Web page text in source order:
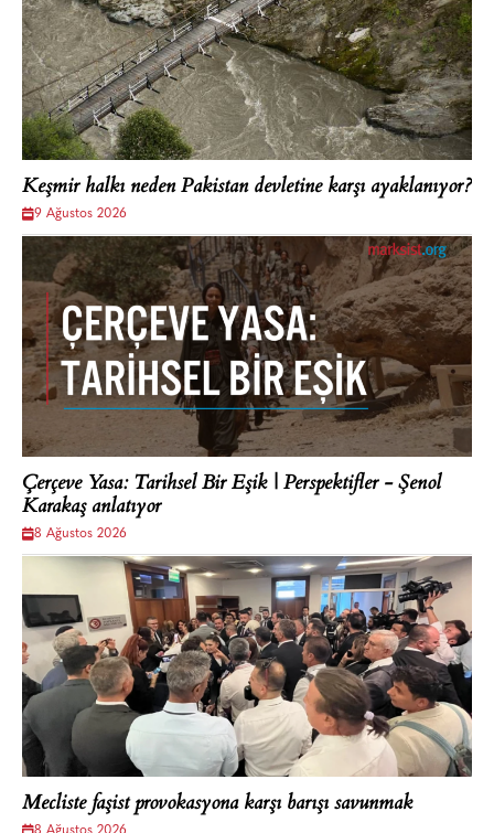
Keşmir halkı neden Pakistan devletine karşı ayaklanıyor?
9 Ağustos 2026
Çerçeve Yasa: Tarihsel Bir Eşik | Perspektifler - Şenol
Karakaş anlatıyor
8 Ağustos 2026
Mecliste faşist provokasyona karşı barışı savunmak